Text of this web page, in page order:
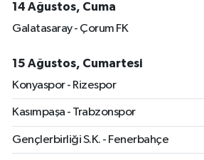
14 Ağustos, Cuma
Galatasaray - Çorum FK
15 Ağustos, Cumartesi
Konyaspor - Rizespor
Kasımpaşa - Trabzonspor
Gençlerbirliği S.K. - Fenerbahçe